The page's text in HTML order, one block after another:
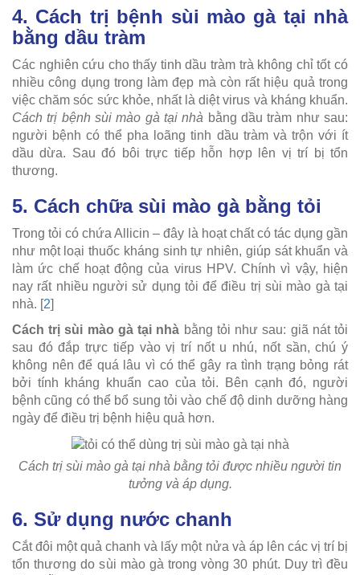
4. Cách trị bệnh sùi mào gà tại nhà
bằng dầu tràm
Các nghiên cứu cho thấy tinh dầu tràm trà không chỉ tốt có
nhiều công dụng trong làm đẹp mà còn rất hiệu quả trong
việc chăm sóc sức khỏe, nhất là diệt virus và kháng khuẩn.
Cách trị bệnh sùi mào gà tại nhà bằng dầu tràm như sau:
người bệnh có thể pha loãng tinh dầu tràm và trộn với ít
dầu dừa. Sau đó bôi trực tiếp hỗn hợp lên vị trí bị tổn
thương.
5. Cách chữa sùi mào gà bằng tỏi
Trong tỏi có chứa Allicin – đây là hoạt chất có tác dụng gần
như một loại thuốc kháng sinh tự nhiên, giúp sát khuẩn và
làm ức chế hoạt động của virus HPV. Chính vì vậy, hiện
nay rất nhiều người sử dụng tỏi để điều trị sùi mào gà tại
nhà. [2]
Cách trị sùi mào gà tại nhà bằng tỏi như sau: giã nát tỏi
sau đó đắp trực tiếp vào vị trí nốt u nhú, nốt sần, chú ý
không nên để quá lâu vì có thể gây ra tình trạng bỏng rát
bởi tính kháng khuẩn cao của tỏi. Bên cạnh đó, người
bệnh cũng có thể bổ sung tỏi vào chế độ dinh dưỡng hàng
ngày để điều trị bệnh hiệu quả hơn.
Cách trị sùi mào gà tại nhà bằng tỏi được nhiều người tin
tưởng và áp dụng.
6. Sử dụng nước chanh
Cắt đôi một quả chanh và lấy một nửa và áp lên các vị trí bị
tổn thương do sùi mào gà trong vòng 30 phút. Duy trì đều